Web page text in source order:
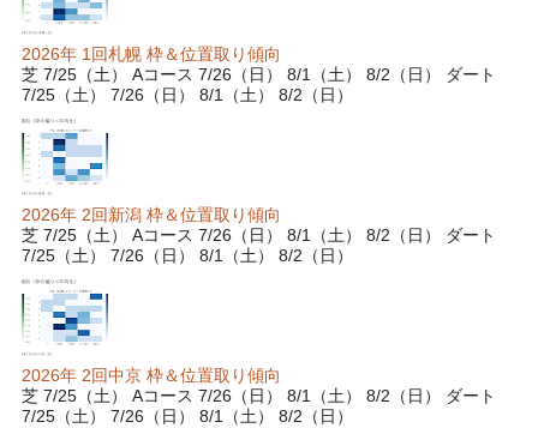
2026年 1回札幌 枠＆位置取り傾向
芝 7/25（土） Aコース 7/26（日） 8/1（土） 8/2（日） ダート
7/25（土） 7/26（日） 8/1（土） 8/2（日）
2026年 2回新潟 枠＆位置取り傾向
芝 7/25（土） Aコース 7/26（日） 8/1（土） 8/2（日） ダート
7/25（土） 7/26（日） 8/1（土） 8/2（日）
2026年 2回中京 枠＆位置取り傾向
芝 7/25（土） Aコース 7/26（日） 8/1（土） 8/2（日） ダート
7/25（土） 7/26（日） 8/1（土） 8/2（日）